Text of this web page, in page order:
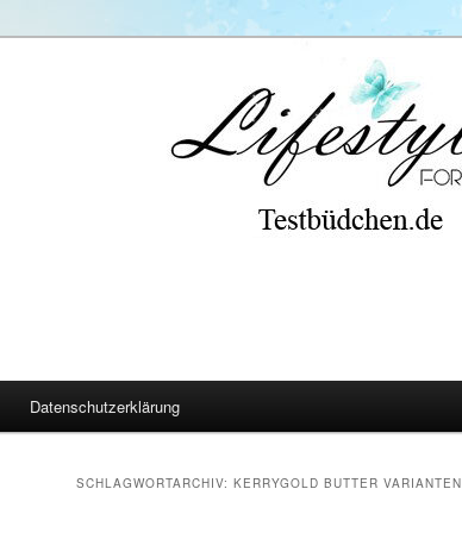
Datenschutzerklärung
SCHLAGWORTARCHIV: KERRYGOLD BUTTER VARIANTEN